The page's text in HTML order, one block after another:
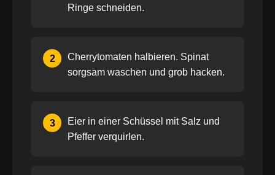
Ringe schneiden.
2
Cherrytomaten halbieren. Spinat
sorgsam waschen und grob hacken.
3
Eier in einer Schüssel mit Salz und
Pfeffer verquirlen.